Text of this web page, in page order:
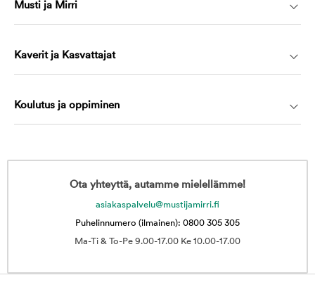
Musti ja Mirri
Kaverit ja Kasvattajat
Koulutus ja oppiminen
Ota yhteyttä, autamme mielellämme!
asiakaspalvelu@mustijamirri.fi
Puhelinnumero (ilmainen): 0800 305 305
Ma-Ti & To-Pe 9.00-17.00 Ke 10.00-17.00